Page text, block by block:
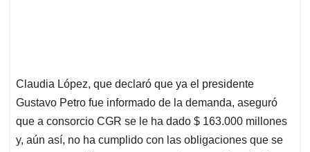
Claudia López, que declaró que ya el presidente
Gustavo Petro fue informado de la demanda, aseguró
que a consorcio CGR se le ha dado $ 163.000 millones
y, aún así, no ha cumplido con las obligaciones que se